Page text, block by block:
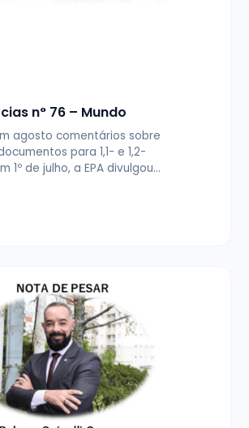
n° 76 – Mundo
agosto comentários sobre
para 1,1- e 1,2-
1º de julho, a EPA divulgou…